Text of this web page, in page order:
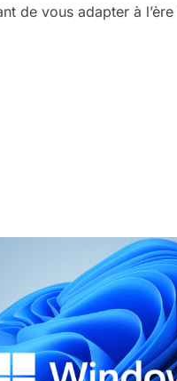
de vous adapter à